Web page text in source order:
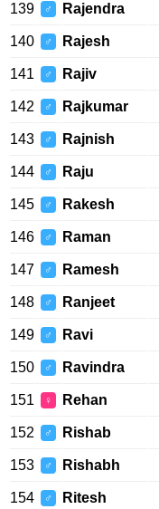
139 ♂ Rajendra
140 ♂ Rajesh
141 ♂ Rajiv
142 ♂ Rajkumar
143 ♂ Rajnish
144 ♂ Raju
145 ♂ Rakesh
146 ♂ Raman
147 ♂ Ramesh
148 ♂ Ranjeet
149 ♂ Ravi
150 ♂ Ravindra
151 ♀ Rehan
152 ♂ Rishab
153 ♂ Rishabh
154 ♂ Ritesh